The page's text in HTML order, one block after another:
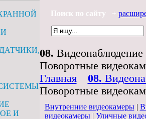
И
Поиск по сайту +
08.
Поворотные
Главная
08.
Поворотные
Внутренние видеокамеры|
видеокамеры| Уличные